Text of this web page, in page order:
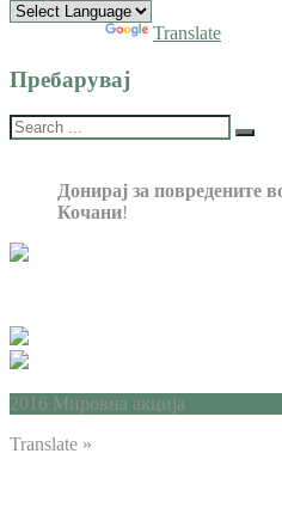
Translate
Пребарувај
Донирај за повредените
Кочани!
2016 Мировна акција
Translate »